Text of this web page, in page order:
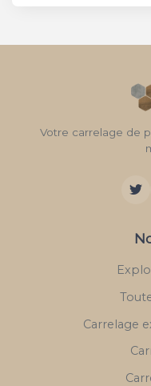
Votre carrelage de
Carrelage